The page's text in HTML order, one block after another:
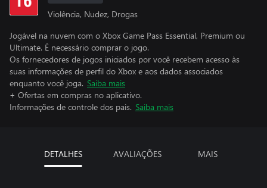
Violência, Nudez, Drogas
Jogável na nuvem com o Xbox Game Pass Essential, Premium ou
Ultimate. É necessário comprar o jogo.
Os fornecedores de jogos iniciados por você recebem acesso às
suas informações de perfil do Xbox e aos dados associados
enquanto você joga. Saiba mais
+ Ofertas em compras no aplicativo.
Informações de controle dos pais. Saiba mais
DETALHES AVALIAÇÕES MAIS